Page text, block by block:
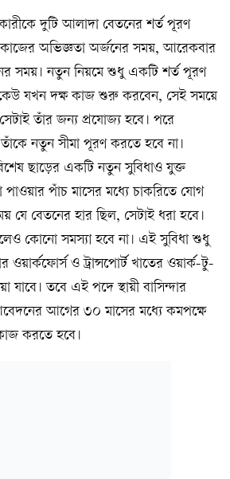
দুটি আলাদা বেতনের শর্ত পূরণ
অভিজ্ঞতা অর্জনের সময়, আরেকবার
সময়। নতুন নিয়মে শুধু একটি শর্ত পূরণ
যখন দক্ষ কাজ শুরু করবেন, সেই সময়ে
তাঁর জন্য প্রযোজ্য হবে। পরে
নতুন সীমা পূরণ করতে হবে না।
ছাড়ের একটি নতুন সুবিধাও যুক্ত
পাওয়ার পাঁচ মাসের মধ্যে চাকরিতে যোগ
যে বেতনের হার ছিল, সেটাই ধরা হবে।
কোনো সমস্যা হবে না। এই সুবিধা শুধু
ও ট্রান্সপোর্ট খাতের ওয়ার্ক-টু-
যাবে। তবে এই পদে স্থায়ী বাসিন্দার
আগের ৩০ মাসের মধ্যে কমপক্ষে
করতে হবে।